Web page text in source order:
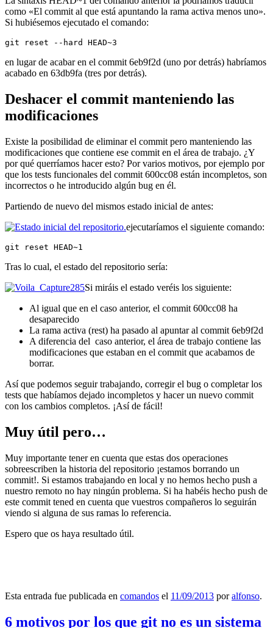
como «El commit al que está apuntando la rama activa menos uno».
Si hubiésemos ejecutado el comando:
git reset --hard HEAD~3
en lugar de acabar en el commit 6eb9f2d (uno por detrás) habríamos
acabado en 63db9fa (tres por detrás).
Deshacer el commit manteniendo las
modificaciones
Existe la posibilidad de eliminar el commit pero manteniendo las
modificaciones que contiene ese commit en el área de trabajo. ¿Y
por qué querríamos hacer esto? Por varios motivos, por ejemplo por
que los tests funcionales del commit 600cc08 están incompletos, son
incorrectos o he introducido algún bug en él.
Partiendo de nuevo del mismos estado inicial de antes:
ejecutaríamos el siguiente comando:
git reset HEAD~1
Tras lo cual, el estado del repositorio sería:
Si miráis el estado veréis los siguiente:
Al igual que en el caso anterior, el commit 600cc08 ha
desaparecido
La rama activa (rest) ha pasado al apuntar al commit 6eb9f2d
A diferencia del caso anterior, el área de trabajo contiene las
modificaciones que estaban en el commit que acabamos de
borrar.
Así que podemos seguir trabajando, corregir el bug o completar los
tests que habíamos dejado incompletos y hacer un nuevo commit
con los cambios completos. ¡Así de fácil!
Muy útil pero…
Muy importante tener en cuenta que estas dos operaciones
sobreescriben la historia del repositorio ¡estamos borrando un
commit!. Si estamos trabajando en local y no hemos hecho push a
nuestro remoto no hay ningún problema. Si ha habéis hecho push de
este commit tened en cuenta que vuestros compañeros lo seguirán
viendo si alguna de sus ramas lo referencia.
Espero que os haya resultado útil.
Esta entrada fue publicada en comandos el 11/09/2013 poralfonso.
6 motivos por los que git no es un sistema